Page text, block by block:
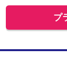
プ